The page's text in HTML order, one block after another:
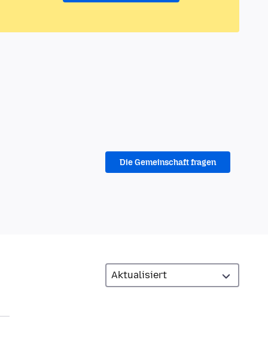
Die Gemeinschaft fragen